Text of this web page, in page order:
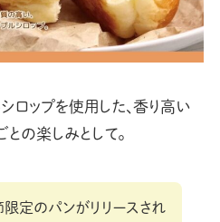
ロップを使用した、香り高い
の楽しみとして。
定のパンがリリースされ